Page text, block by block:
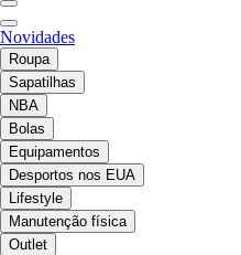
Novidades
Roupa
Sapatilhas
NBA
Bolas
Equipamentos
Desportos nos EUA
Lifestyle
Manutenção física
Outlet